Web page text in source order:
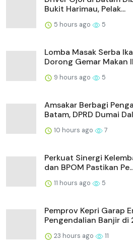
Bukit Harimau, Pelak...
5 hours ago 5
Lomba Masak Serba
Dorong Gemar Makan
9 hours ago 5
Amsakar Berbagi
Batam, DPRD Dumai
10 hours ago 7
Perkuat Sinergi
dan BPOM Pastikan
11 hours ago 5
Pemprov Kepri Garap
Pengendalian Banjir di
23 hours ago 11